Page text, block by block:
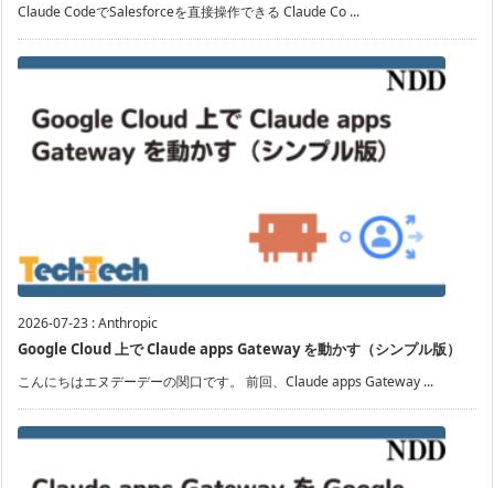
Claude CodeでSalesforceを直接操作できる Claude Co ...
2026-07-23 :Anthropic
Google Cloud 上で Claude apps Gateway を動かす（シンプル版）
こんにちはエヌデーデーの関口です。 前回、Claude apps Gateway ...